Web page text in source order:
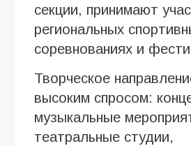
секции, принимают
региональных
соревнованиях и
Творческое
высоким спросом:
музыкальные
театральные студии,